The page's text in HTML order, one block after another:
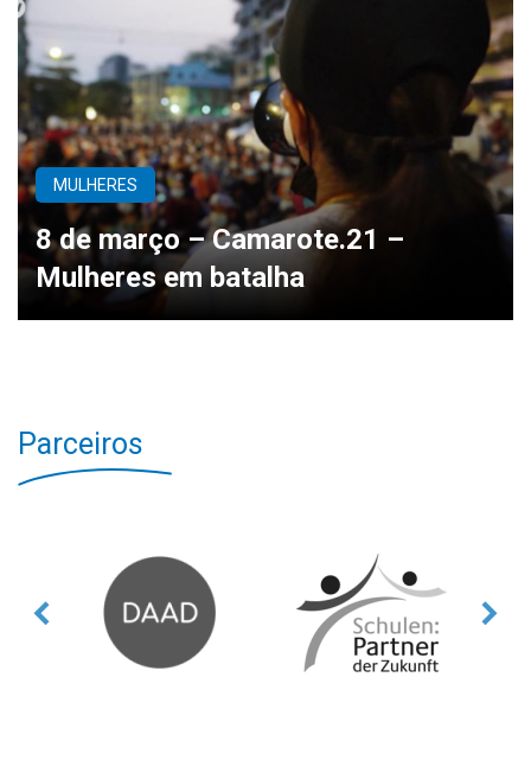
MULHERES
8 de março – Camarote.21 –
Mulheres em batalha
Parceiros